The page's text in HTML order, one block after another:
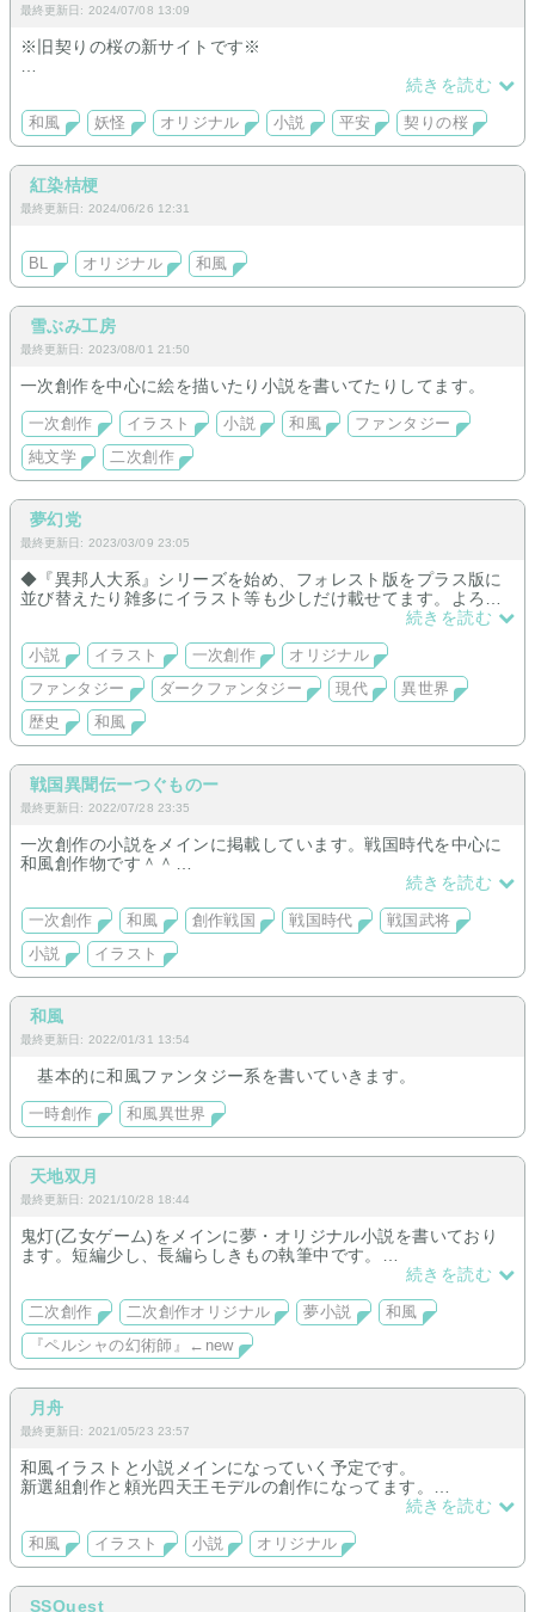
最終更新日: 2024/07/08 13:09
※旧契りの桜の新サイトです※
長編は平安物、短編は現代物。どちらも少し不思議な恋物語と
なっております。
まだ内容の移行中ではございますが、宜しければどうぞお越
し下さい。
続きを読む
和風 妖怪 オリジナル 小説 平安 契りの桜
紅染桔梗
最終更新日: 2024/06/26 12:31
BL オリジナル 和風
雪ぶみ工房
最終更新日: 2023/08/01 21:50
一次創作を中心に絵を描いたり小説を書いてたりしてます。
一次創作 イラスト 小説 和風
ファンタジー
純文学
二次創作
夢幻党
最終更新日: 2023/03/09 23:05
◆『異邦人大系』シリーズを始め、フォレスト版をプラス版に
並び替えたり雑多にイラスト等も少しだけ載せてます。よろし
くお願いします。フォレストさんでは幽幻党でした。(*´ω｀*)
続きを読む
小説 イラスト 一次創作
オリジナル
ファンタジー
ダークファンタジー 現代
異世界
歴史
和風
戦国異聞伝ーつぐものー
最終更新日: 2022/07/28 23:35
一次創作の小説をメインに掲載しています。戦国時代を中心に
和風創作物です＾＾
僧兵と少年忍者が中心で色々な武将が登場するお話がメインで
続きを読む
一次創作 和風 創作戦国 戦国時代
戦国武将
小説
イラスト
和風
最終更新日: 2022/01/31 13:54
基本的に和風ファンタジー系を書いていきます。
一時創作 和風異世界
天地双月
最終更新日: 2021/10/28 18:44
鬼灯(乙女ゲーム)をメインに夢・オリジナル小説を書いており
ます。短編少し、長編らしきもの執筆中です。
※「鬼灯の冷徹」ではありません。予めご了承下さい。
続きを読む
二次創作 二次創作オリジナル 夢小説
和風
『ペルシャの幻術師』←new
月舟
最終更新日: 2021/05/23 23:57
和風イラストと小説メインになっていく予定です。
新選組創作と頼光四天王モデルの創作になってます。
好きなものを好きなだけ作っていくスタイルです(^_^)続きを読む
和風 イラスト 小説 オリジナル
SSQuest